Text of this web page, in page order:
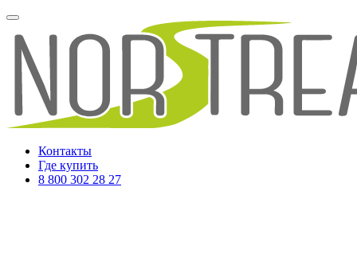
Контакты
Где купить
8 800 302 28 27